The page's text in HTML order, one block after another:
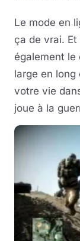
Le mode en
ça de vrai. Et
également le
large en
votre vie
joue à la